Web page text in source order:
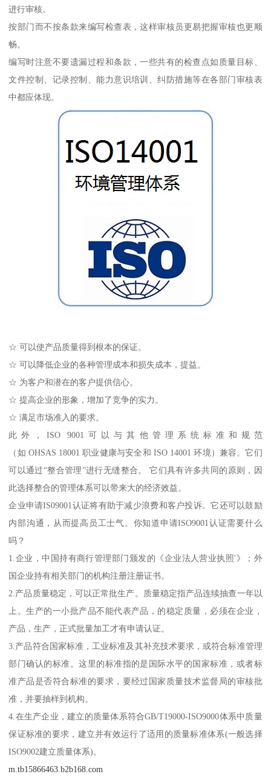
进行审核。
按部门而不按条款来编写检查表，这样审核员更易把握审核也更顺
畅。
编写时注意不要遗漏过程和条款，一些共有的检查点如质量目标、
文件控制、记录控制、能力意识培训、纠防措施等在各部门审核表
中都应体现。
☆ 可以使产品质量得到根本的保证。
☆ 可以降低企业的各种管理成本和损失成本，提益。
☆ 为客户和潜在的客户提供信心。
☆ 提高企业的形象，增加了竞争的实力。
☆ 满足市场准入的要求。
此外，ISO 9001可以与其他管理系统标准和规范
（如 OHSAS 18001 职业健康与安全和 ISO 14001 环境）兼容。它们
可以通过“整合管理”进行无缝整合。 它们具有许多共同的原则，因
此选择整合的管理体系可以带来大的经济效益。
企业申请IS09001认证将有助于减少浪费和客户投诉。它还可以鼓励
内部沟通，从而提高员工士气。你知道申请ISO9001认证需要什么
吗？
1.企业，中国持有商行管理部门颁发的《企业法人营业执照'》；外
国企业持有相关部门的机构注册注册证书。
2.产品质量稳定，可以正常批生产。质量稳定指产品连续抽查一年以
上。生产的一小批产品不能代表产品，的稳定质量，必须在企业，
产品，生产，正式批量加工才有申请认证。
3.产品符合国家标准，工业标准及其补充技术要求，或符合标准管理
部门确认的标准。这里的标准指的是国际水平的国家标准，或者标
准产品是否符合标准的要求，要经过国家质量技术监督局的审核批
准，并要抽样到机构。
4.在生产企业，建立的质量体系符合GB/T19000-ISO9000体系中质量
保证标准的要求，建立并有效运行了适用的质量标准体系(一般选择
ISO9002建立质量体系)。
m.tb15866463.b2b168.com